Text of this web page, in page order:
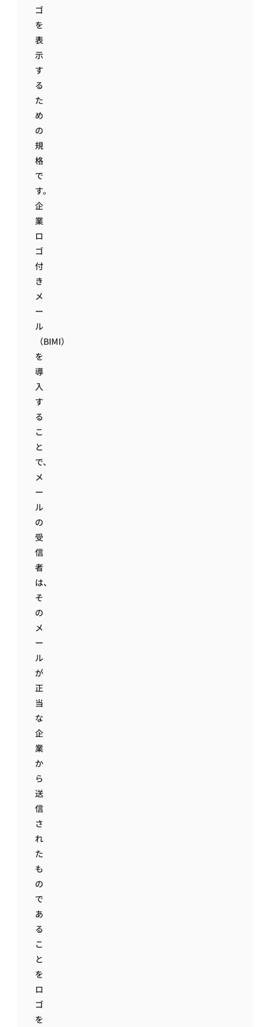
ゴ
を
表
示
す
る
た
め
の
規
格
で
す。
企
業
ロ
ゴ
付
き
メ
ー
ル
（BIMI）
を
導
入
す
る
こ
と
で、
メ
ー
ル
の
受
信
者
は、
そ
の
メ
ー
ル
が
正
当
な
企
業
か
ら
送
信
さ
れ
た
も
の
で
あ
る
こ
と
を
ロ
ゴ
を